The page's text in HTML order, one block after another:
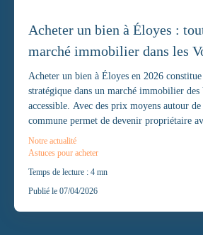
Acheter un bien à Éloyes :
marché immobilier dans les
Acheter un bien à Éloyes en 2026
stratégique dans un marché immobilier des
accessible. Avec des prix moyens autour
commune permet de devenir propriétaire
maîtrisé tout en bénéficiant d’un cadre de
notaire, nécessite une préparation
erreurs courantes, notamment liées aux
énergétique.
Notre actualité
Astuces pour acheter
Temps de lecture : 4 mn
Publié le 07/04/2026